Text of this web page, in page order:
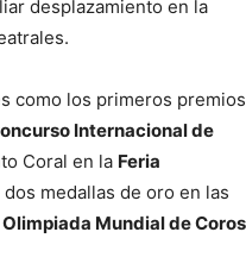
desplazamiento en la
como los primeros
Internacional de
Coral en la Feria
dos medallas de oro en las
Olimpiada Mundial de Coros